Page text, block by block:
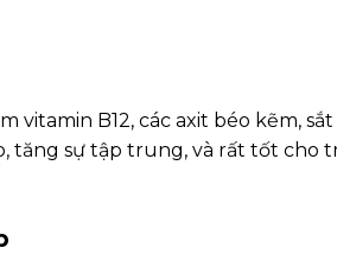
vitamin B12, các axit béo kẽm, sắt
tăng sự tập trung, và rất tốt cho